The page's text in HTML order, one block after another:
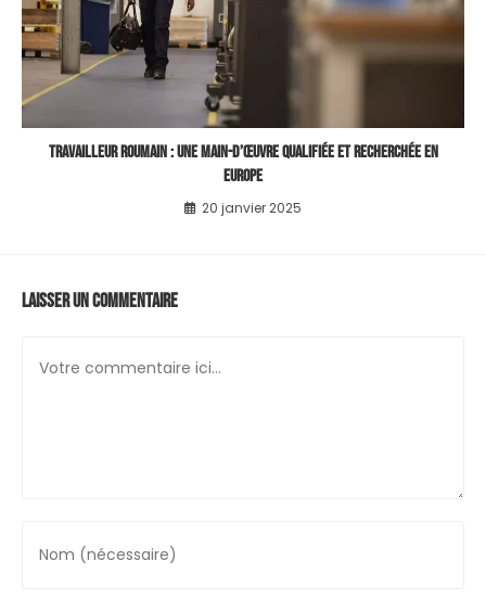
Travailleur roumain : une main-d’œuvre qualifiée et recherchée en
Europe
20 janvier 2025
Laisser un commentaire
your